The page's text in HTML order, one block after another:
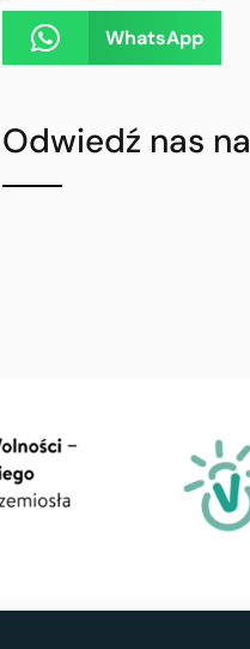
WhatsApp
Odwiedź nas na